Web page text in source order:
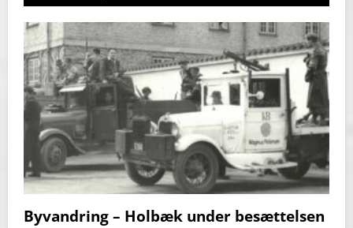
Byvandring – Holbæk under besættelsen